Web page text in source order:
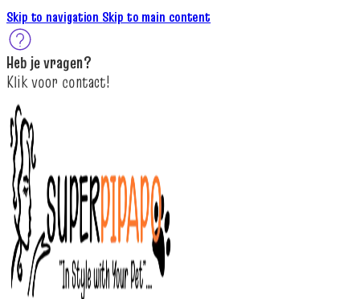
Skip to navigation Skip to main content
Heb jevragen?
Klikvoor contact!